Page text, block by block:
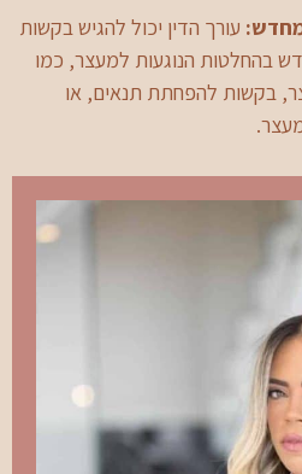
עורך הדין יכול להגיש בקשות
בהחלטות הנוגעות למעצר, כמו
בקשות להפחתת תנאים, או